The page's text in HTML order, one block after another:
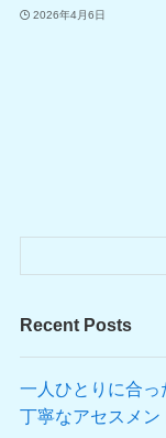
2026年4月6日
Recent Posts
一人ひとりに合
丁寧なアセスメン